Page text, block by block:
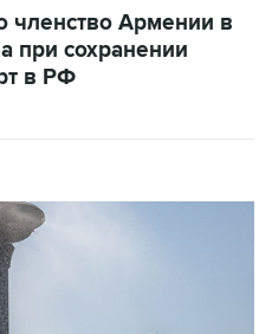
членство Армении в
при сохранении
в РФ